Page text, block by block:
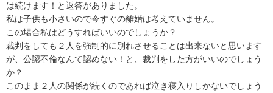
は続けます！と返答がありました。
私は子供も小さいので今すぐの離婚は考えていません。
この場合私はどうすればいいのでしょうか？
裁判をしても２人を強制的に別れさせることは出来ないと思います
が、公認不倫なんて認めない！と、裁判をした方がいいのでしょう
か？
このまま２人の関係が続くのであれば泣き寝入りしかないでしょう